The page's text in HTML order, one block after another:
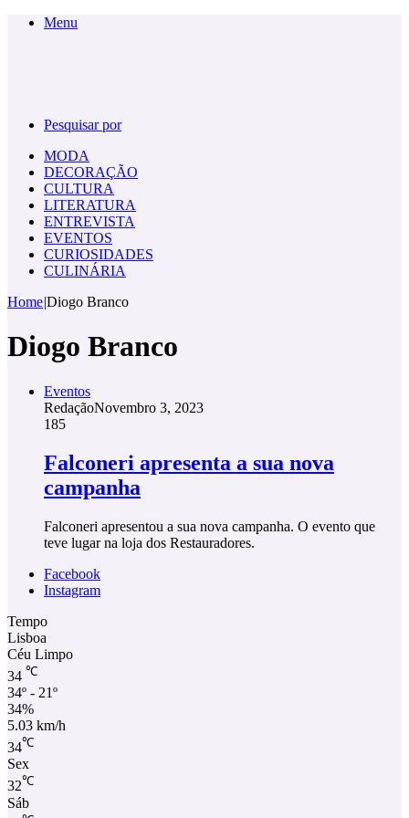
Menu
Pesquisar por
MODA
DECORAÇÃO
CULTURA
LITERATURA
ENTREVISTA
EVENTOS
CURIOSIDADES
CULINÁRIA
Home|Diogo Branco
Diogo Branco
Eventos
RedaçãoNovembro 3, 2023
185
Falconeri apresenta a sua nova
campanha
Falconeri apresentou a sua nova campanha. O evento que
teve lugar na loja dos Restauradores.
Facebook
Instagram
Tempo
Lisboa
Céu Limpo
34 ℃
34º - 21º
34%
5.03 km/h
34℃
Sex
32℃
Sáb